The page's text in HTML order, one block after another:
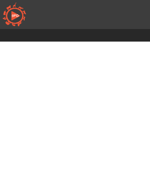
コ
ン
テ
ン
Ja.sportsmansparadiseonline.com